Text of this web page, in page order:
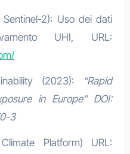
2): Uso dei dati
UHI, URL:
(2023):
“Rapid
in Europe” DOI:
3
Platform) URL: